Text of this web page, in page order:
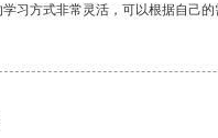
习方式非常灵活，可以根据自己